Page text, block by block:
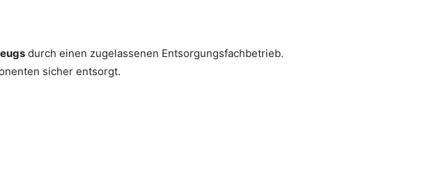
durch einen zugelassenen Entsorgungsfachbetrieb.
sicher entsorgt.